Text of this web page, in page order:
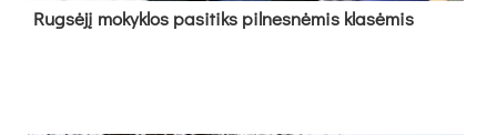
Rug­sė­jį mo­kyk­los pa­si­tiks pil­nes­nė­mis kla­sė­mis